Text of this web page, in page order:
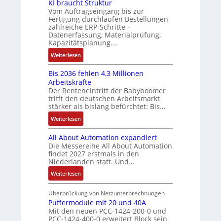
g
M
o
m
e
n
t
a
u
f
n
a
h
m
e
,
g
e
p
r
ä
g
t
d
a
n
u
c
C
N
C
-
S
y
s
t
s
c
h
ä
f
s
f
ü
h
r
e
r
z
u
m
V
o
r
s
t
a
n
è
m
e
s
:
Q
2
E
r
g
e
n
s
s
e
e
t
ä
t
V
e
r
t
r
i
e
b
s
-
u
n
d
M
a
r
k
e
t
n
g
l
KI braucht Struktur
Vom Auftragseingang bis zur
Fertigung durchlaufen Bestellungen
zahlreiche ERP-Schritte –
Datenerfassung, Materialprüfung,
Kapazitätsplanung.…
Weiterlesen:
K
I
b
r
a
u
c
h
t
S
t
r
u
k
t
u
r
Bis 2036 fehlen 4,3 Millionen
Arbeitskräfte
Der Renteneintritt der Babyboomer
trifft den deutschen Arbeitsmarkt
stärker als bislang befürchtet: Bis…
Weiterlesen:
B
i
s
2
0
3
6
f
e
h
All About Automation expandiert
Die Messereihe All About Automation
findet 2027 erstmals in den
Niederlanden statt. Und…
Weiterlesen:
A
l
l
A
Überbrückung von Netzunterbrechnungen
Puffermodule mit 20 und 40A
Mit den neuen PCC-1424-200-0 und
PCC-1424-400-0 erweitert Block sein